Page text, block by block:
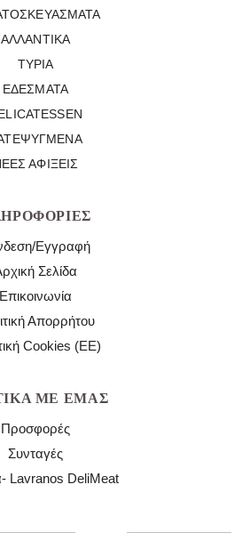
ΑΛΛΑΝΤΙΚΆ
ΤΥΡΙΆ
ΕΔΈΣΜΑΤΑ
ΑΦΊΞΕΙΣ
Εγγραφή
Σελίδα
Επικοινωνία
Απορρήτου
Cookies (ΕΕ)
ΜΕ ΕΜΆΣ
Προσφορές
Συνταγές
Lavranos DeliMeat